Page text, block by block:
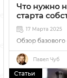
Что нужно
старта
17 Марта 2025
Обзор
машинки до
заведения.
Павел Чуб
Статьи